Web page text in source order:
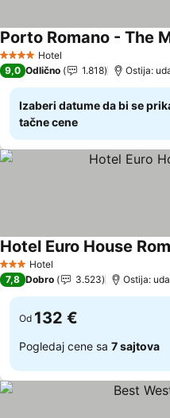
4 ZvezdiceHotel
Porto Romano - The
9,0 Odlično 1.818 Ostija:
Izaberi datume da bi se
tačne cene
3 Zvezdice
Hotel
Hotel Euro House
7,8 Dobro 3.523 Ostija:
Od 132 €
Pogledaj cene sa 7 sajtova